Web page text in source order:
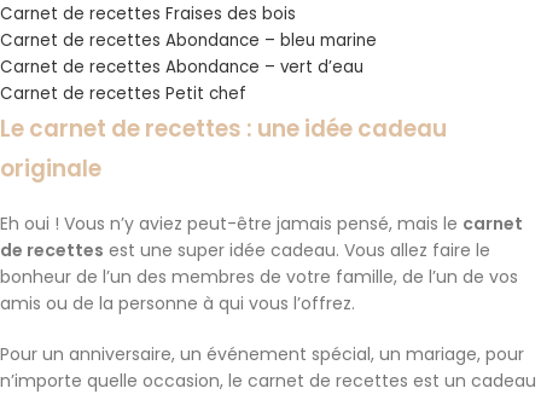
Carnet de recettes Fraises des bois
Carnet de recettes Abondance – bleu marine
Carnet de recettes Abondance – vert d’eau
Carnet de recettes Petit chef
Le carnet de recettes : une idée cadeau
originale
Eh oui ! Vous n’y aviez peut-être jamais pensé, mais le carnet
de recettes est une super idée cadeau. Vous allez faire le
bonheur de l’un des membres de votre famille, de l’un de vos
amis ou de la personne à qui vous l’offrez.
Pour un anniversaire, un événement spécial, un mariage, pour
n’importe quelle occasion, le carnet de recettes est un cadeau